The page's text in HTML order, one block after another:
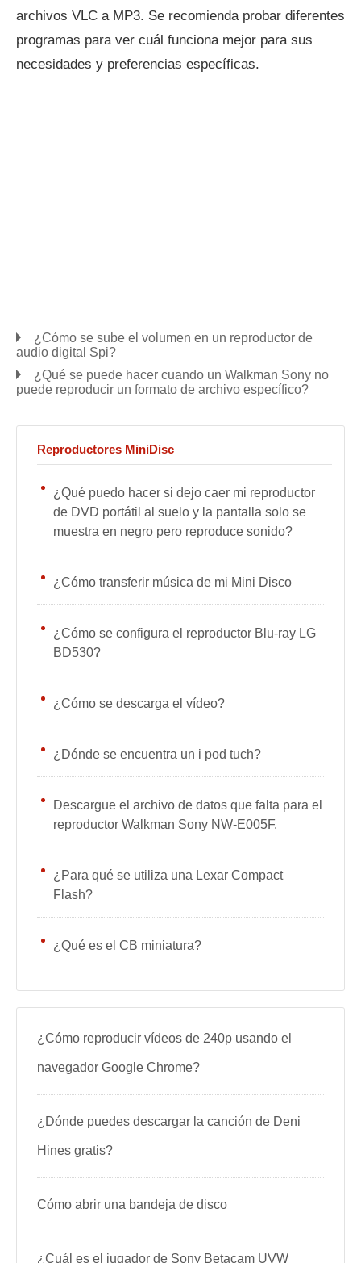
archivos VLC a MP3. Se recomienda probar diferentes
programas para ver cuál funciona mejor para sus
necesidades y preferencias específicas.
¿Cómo se sube el volumen en un reproductor de
audio digital Spi?
¿Qué se puede hacer cuando un Walkman Sony no
puede reproducir un formato de archivo específico?
Reproductores MiniDisc
¿Qué puedo hacer si dejo caer mi reproductor
de DVD portátil al suelo y la pantalla solo se
muestra en negro pero reproduce sonido?
¿Cómo transferir música de mi Mini Disco
¿Cómo se configura el reproductor Blu-ray LG
BD530?
¿Cómo se descarga el vídeo?
¿Dónde se encuentra un i pod tuch?
Descargue el archivo de datos que falta para el
reproductor Walkman Sony NW-E005F.
¿Para qué se utiliza una Lexar Compact
Flash?
¿Qué es el CB miniatura?
¿Cómo reproducir vídeos de 240p usando el
navegador Google Chrome?
¿Dónde puedes descargar la canción de Deni
Hines gratis?
Cómo abrir una bandeja de disco
¿Cuál es el jugador de Sony Betacam UVW